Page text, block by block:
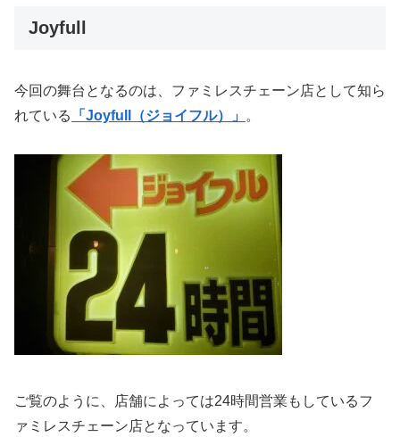
Joyfull
今回の舞台となるのは、ファミレスチェーン店として知ら
れている
「Joyfull（ジョイフル）」 。
ご覧のように、店舗によっては24時間営業もしているフ
ァミレスチェーン店となっています。